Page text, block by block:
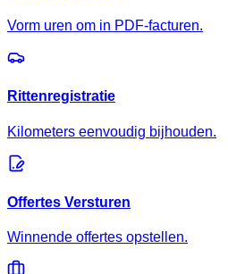
Vorm uren om in PDF-facturen.
Rittenregistratie
Kilometers eenvoudig bijhouden.
Offertes Versturen
Winnende offertes opstellen.